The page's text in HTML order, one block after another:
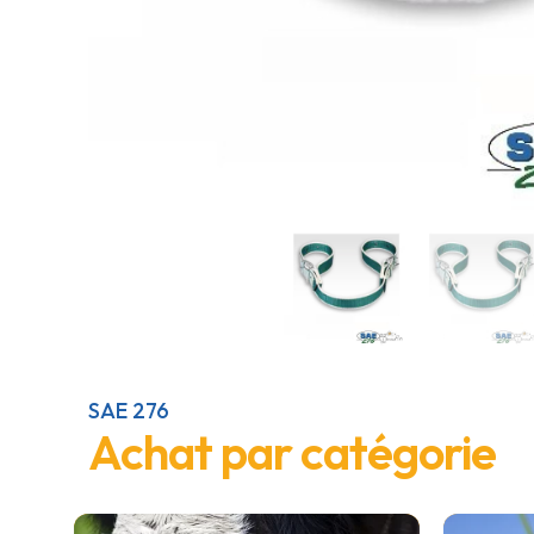
SAE 276
Achat par catégorie